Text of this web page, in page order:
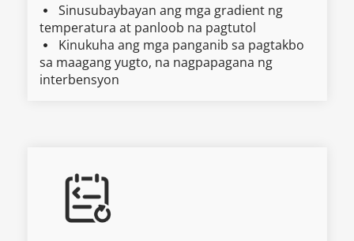
 Sinusubaybayan ang mga gradient ng
temperatura at panloob na pagtutol
 Kinukuha ang mga panganib sa pagtakbo
sa maagang yugto, na nagpapagana ng
interbensyon